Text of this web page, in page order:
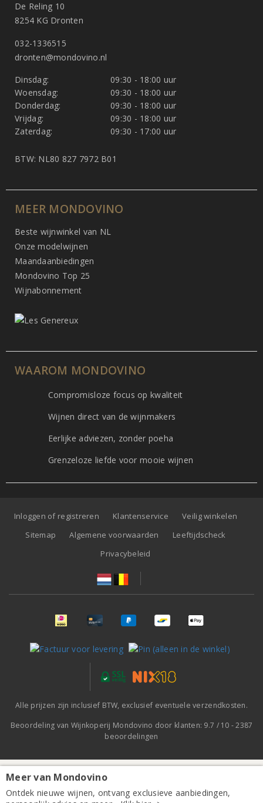
De Reling 10
8254 KG Dronten
032-1336515
dronten@mondovino.nl
Dinsdag:
09:30 - 18:00 uur
Woensdag:
09:30 - 18:00 uur
Donderdag:
09:30 - 18:00 uur
Vrijdag:
09:30 - 18:00 uur
Zaterdag:
09:30 - 17:00 uur
BTW: NL80 827 7972 B01
MEER MONDOVINO
Beste wijnwinkel van NL
Onze modelwijnen
Maandaanbiedingen
Mondovino Top 25
Wijnabonnement
WAAROM MONDOVINO
Compromisloze focus op kwaliteit
Wijnen direct van de wijnmakers
Eerlijke adviezen, zonder poeha
Grenzeloze liefde voor mooie wijnen
Inloggen of registreren Klantenservice
Veilig winkelen
Sitemap
Algemene voorwaarden
Leeftijdscheck
Privacybeleid
Alle prijzen zijn inclusief BTW, exclusief eventuele verzendkosten.
Beoordeling van Wijnkoperij Mondovino door klanten: 9.7 / 10 -2387
beoordelingen
Meer van Mondovino
Ontdek nieuwe wijnen, ontvang exclusieve aanbiedingen,